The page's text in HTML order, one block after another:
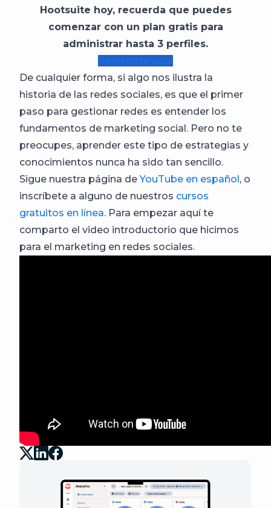
Hootsuite hoy, recuerda que puedes
comenzar con un plan gratis para
administrar hasta 3 perfiles.
Registrate aquí
De cualquier forma, si algo nos ilustra la
historia de las redes sociales, es que el primer
paso para gestionar redes es entender los
fundamentos de marketing social. Pero no te
preocupes, aprender este tipo de estrategias y
conocimientos nunca ha sido tan sencillo.
Sigue nuestra página deYouTube en español , o
inscríbete a alguno de nuestros cursos
gratuitos en línea. Para empezar aquí te
comparto el video introductorio que hicimos
para el marketing en redes sociales.